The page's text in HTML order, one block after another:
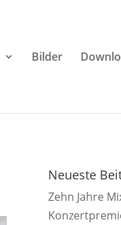
Bilder
Neueste
Zehn Jahre